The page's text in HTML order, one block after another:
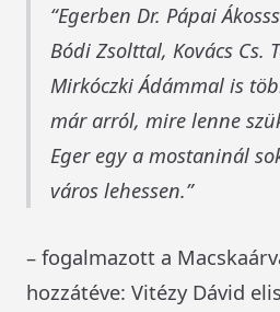
Egerben Dr. Pápai
Bódi Zsolttal, Kovács Cs.
Mirkóczki Ádámmal is
már arról, mire lenne
Eger egy a mostaninál
város lehessen.
– fogalmazott a
hozzátéve: Vitézy Dávid